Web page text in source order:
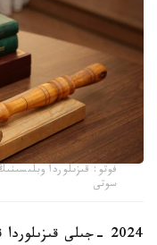
فوتو: قىزىلوردا
سوتى
2024 -جىلى